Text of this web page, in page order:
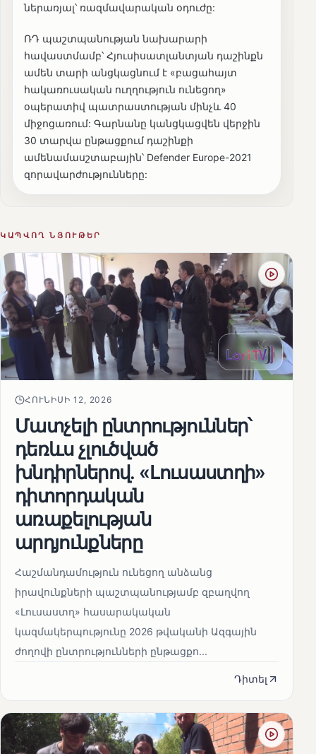
ներառյալ՝ ռազմավարական օդուժը:
ՌԴ պաշտպանության նախարարի
հավաստմամբ՝ Հյուսիսատլանտյան դաշինքն
ամեն տարի անցկացնում է «բացահայտ
հակառուսական ուղղություն ունեցող»
օպերատիվ պատրաստության մինչև 40
միջոցառում: Գարնանը կանցկացվեն վերջին
30 տարվա ընթացքում դաշինքի
ամենամասշտաբային՝ Defender Europe-2021
զորավարժությունները:
ԿԱՊՎՈՂ ՆՅՈՒԹԵՐ
ՀՈՒՆԻՍԻ 12, 2026
Մատչելի ընտրություններ՝
դեռևս չլուծված
խնդիրներով. «Լուսաստղի»
դիտորդական
առաքելության
արդյունքները
Հաշմանդամություն ունեցող անձանց
իրավունքների պաշտպանությամբ զբաղվող
«Լուսաստղ» հասարակական
կազմակերպությունը 2026 թվականի Ազգային
ժողովի ընտրությունների ընթացքո...
Դիտել